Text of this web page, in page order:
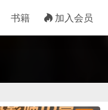
书籍 加入会员